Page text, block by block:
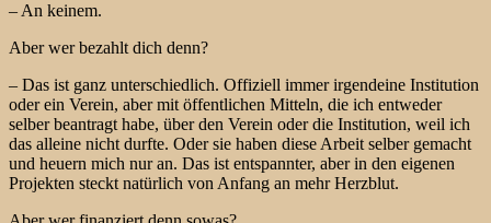
– An keinem.
Aber wer bezahlt dich denn?
– Das ist ganz unterschiedlich. Offiziell immer irgendeine Institution
oder ein Verein, aber mit öffentlichen Mitteln, die ich entweder
selber beantragt habe, über den Verein oder die Institution, weil ich
das alleine nicht durfte. Oder sie haben diese Arbeit selber gemacht
und heuern mich nur an. Das ist entspannter, aber in den eigenen
Projekten steckt natürlich von Anfang an mehr Herzblut.